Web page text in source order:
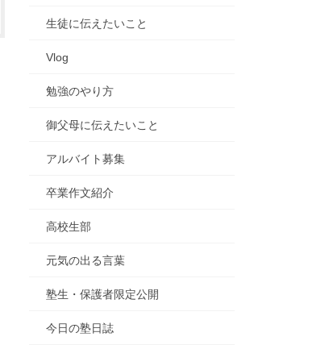
生徒に伝えたいこと
Vlog
勉強のやり方
御父母に伝えたいこと
アルバイト募集
卒業作文紹介
高校生部
元気の出る言葉
塾生・保護者限定公開
今日の塾日誌